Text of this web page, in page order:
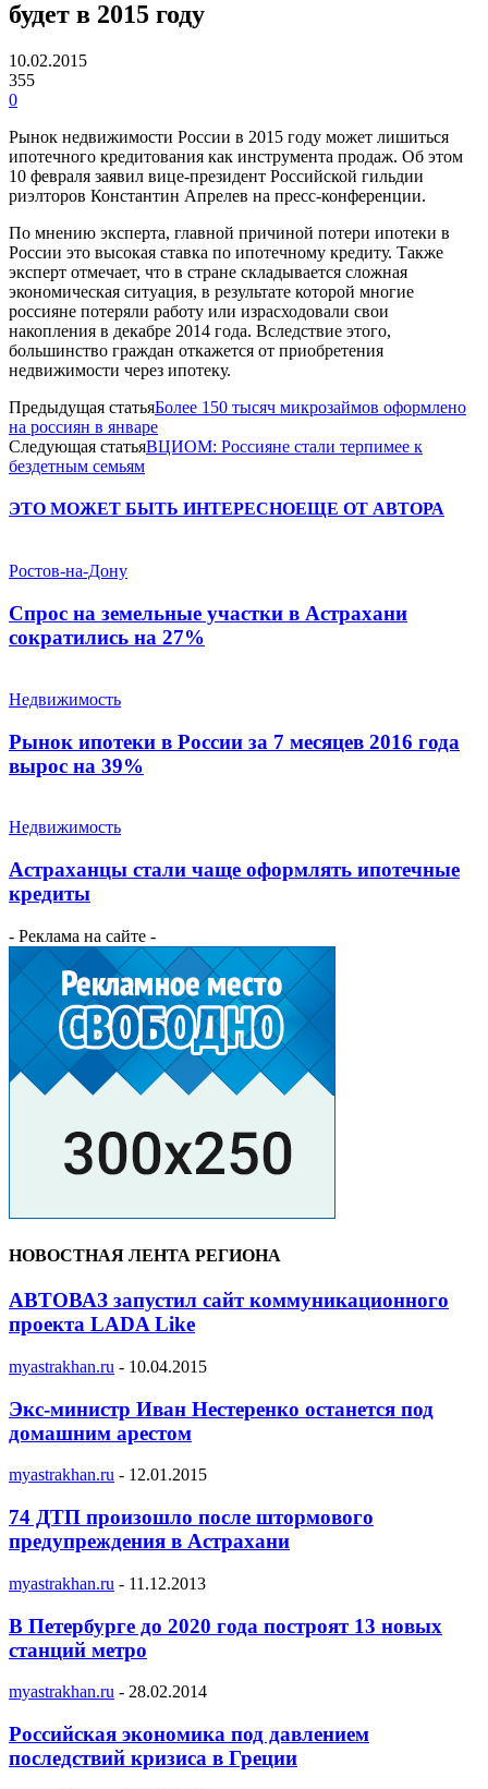
будет в 2015 году
10.02.2015
355
0
Рынок недвижимости России в 2015 году может лишиться
ипотечного кредитования как инструмента продаж. Об этом
10 февраля заявил вице-президент Российской гильдии
риэлторов Константин Апрелев на пресс-конференции.
По мнению эксперта, главной причиной потери ипотеки в
России это высокая ставка по ипотечному кредиту. Также
эксперт отмечает, что в стране складывается сложная
экономическая ситуация, в результате которой многие
россияне потеряли работу или израсходовали свои
накопления в декабре 2014 года. Вследствие этого,
большинство граждан откажется от приобретения
недвижимости через ипотеку.
Предыдущая статьяБолее 150 тысяч микрозаймов оформлено
на россиян в январе
Следующая статьяВЦИОМ: Россияне стали терпимее к
бездетным семьям
ЭТО МОЖЕТ БЫТЬ ИНТЕРЕСНОЕЩЕ ОТ АВТОРА
Ростов-на-Дону
Спрос на земельные участки в Астрахани
сократились на 27%
Недвижимость
Рынок ипотеки в России за 7 месяцев 2016 года
вырос на 39%
Недвижимость
Астраханцы стали чаще оформлять ипотечные
кредиты
- Реклама на сайте -
НОВОСТНАЯ ЛЕНТА РЕГИОНА
АВТОВАЗ запустил сайт коммуникационного
проекта LADA Like
myastrakhan.ru - 10.04.2015
Экс-министр Иван Нестеренко останется под
домашним арестом
myastrakhan.ru - 12.01.2015
74 ДТП произошло после штормового
предупреждения в Астрахани
myastrakhan.ru - 11.12.2013
В Петербурге до 2020 года построят 13 новых
станций метро
myastrakhan.ru - 28.02.2014
Российская экономика под давлением
последствий кризиса в Греции